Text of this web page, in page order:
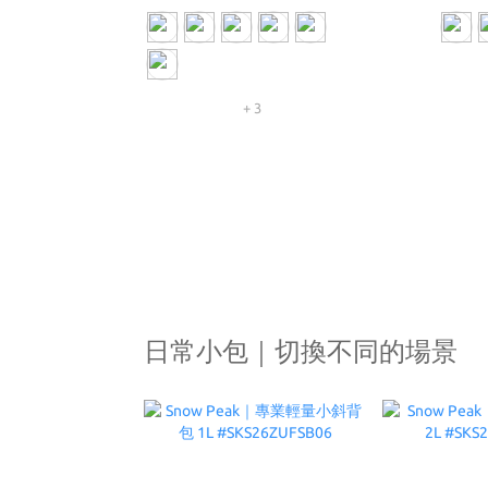
+ 3
日常小包｜切換不同的場景